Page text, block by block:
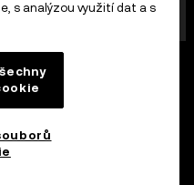
s analýzou využití dat a s